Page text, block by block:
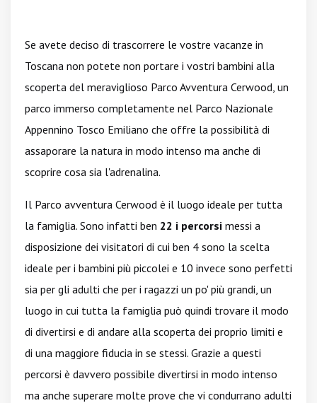
Se avete deciso di trascorrere le vostre vacanze in
Toscana non potete non portare i vostri bambini alla
scoperta del meraviglioso Parco Avventura Cerwood, un
parco immerso completamente nel Parco Nazionale
Appennino Tosco Emiliano che offre la possibilità di
assaporare la natura in modo intenso ma anche di
scoprire cosa sia l'adrenalina.
Il Parco avventura Cerwood è il luogo ideale per tutta
la famiglia. Sono infatti ben 22 i percorsi messi a
disposizione dei visitatori di cui ben 4 sono la scelta
ideale per i bambini più piccolei e 10 invece sono perfetti
sia per gli adulti che per i ragazzi un po' più grandi, un
luogo in cui tutta la famiglia può quindi trovare il modo
di divertirsi e di andare alla scoperta dei proprio limiti e
di una maggiore fiducia in se stessi. Grazie a questi
percorsi è davvero possibile divertirsi in modo intenso
ma anche superare molte prove che vi condurrano adulti